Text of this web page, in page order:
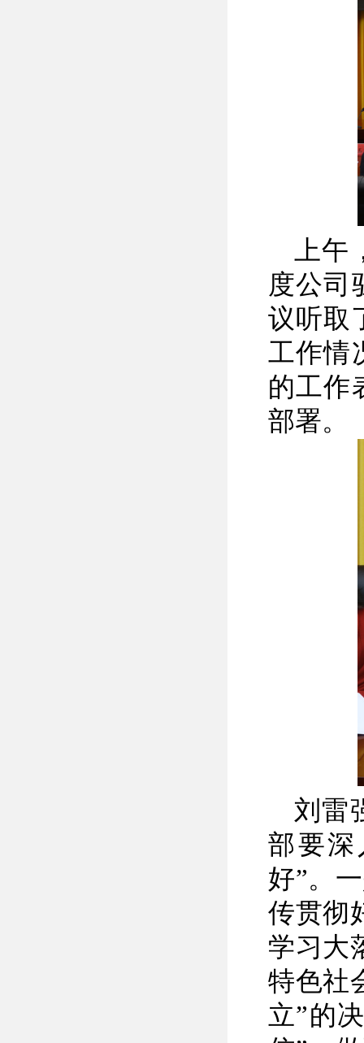
上
度公司
议听取
工作情
的工作
部署。
刘雷
部要深
好”。
传贯彻
学习大
特色社
立”的